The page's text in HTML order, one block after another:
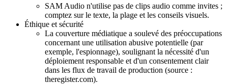
SAM Audio n'utilise pas de clips audio comme invites ;
comptez sur le texte, la plage et les conseils visuels.
Éthique et sécurité
La couverture médiatique a soulevé des préoccupations
concernant une utilisation abusive potentielle (par
exemple, l'espionnage), soulignant la nécessité d'un
déploiement responsable et d'un consentement clair
dans les flux de travail de production (source :
theregister.com).